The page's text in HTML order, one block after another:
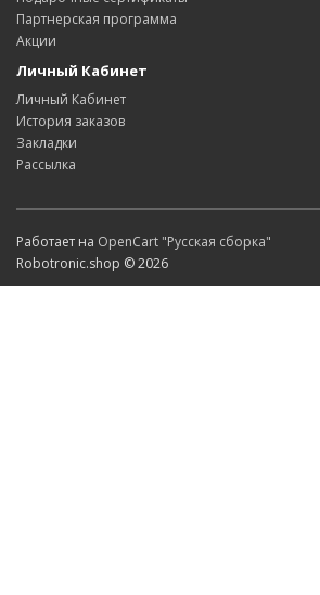
Партнерская программа
Акции
Личный Кабинет
Личный Кабинет
История заказов
Закладки
Рассылка
Работает на OpenCart "Русская сборка"
Robotronic.shop © 2026